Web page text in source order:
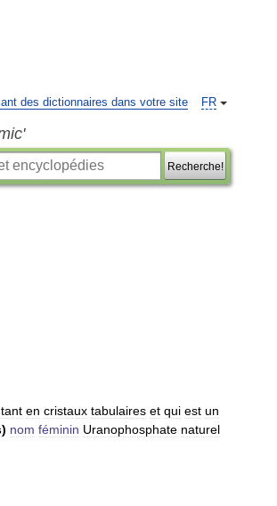
FR
des dictionnaires dans votre site
Recherche!
en cristaux tabulaires et qui est un
) nom féminin Uranophosphate naturel